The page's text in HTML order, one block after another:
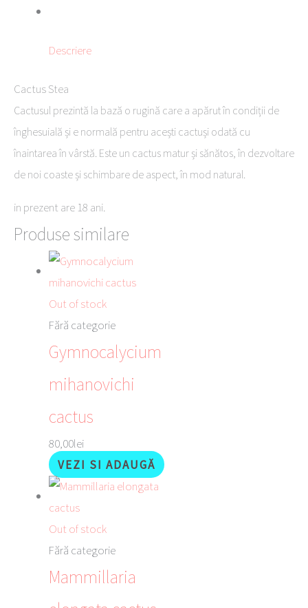
Descriere
Cactus Stea
Cactusul prezintă la bază o rugină care a apărut în condiții de
înghesuială și e normală pentru acești cactuși odată cu
înaintarea în vârstă. Este un cactus matur și sănătos, în dezvoltare
de noi coaste și schimbare de aspect, în mod natural.
in prezent are 18 ani.
Produse similare
Out of stock
Fără categorie
Gymnocalycium
mihanovichi
cactus
80,00lei
VEZI SI ADAUGĂ
Out of stock
Fără categorie
Mammillaria